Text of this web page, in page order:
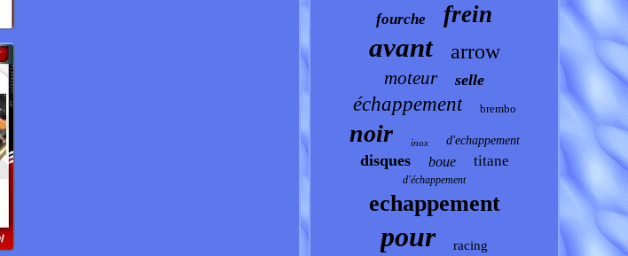
fourche frein
avant arrow
moteur selle
échappement brembo
noir inox d'echappement
disques boue titane
d'échappement
echappement
pour racing